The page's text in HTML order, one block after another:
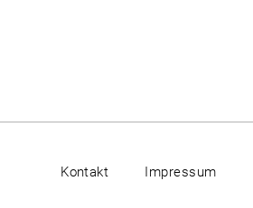
Kontakt Impressum